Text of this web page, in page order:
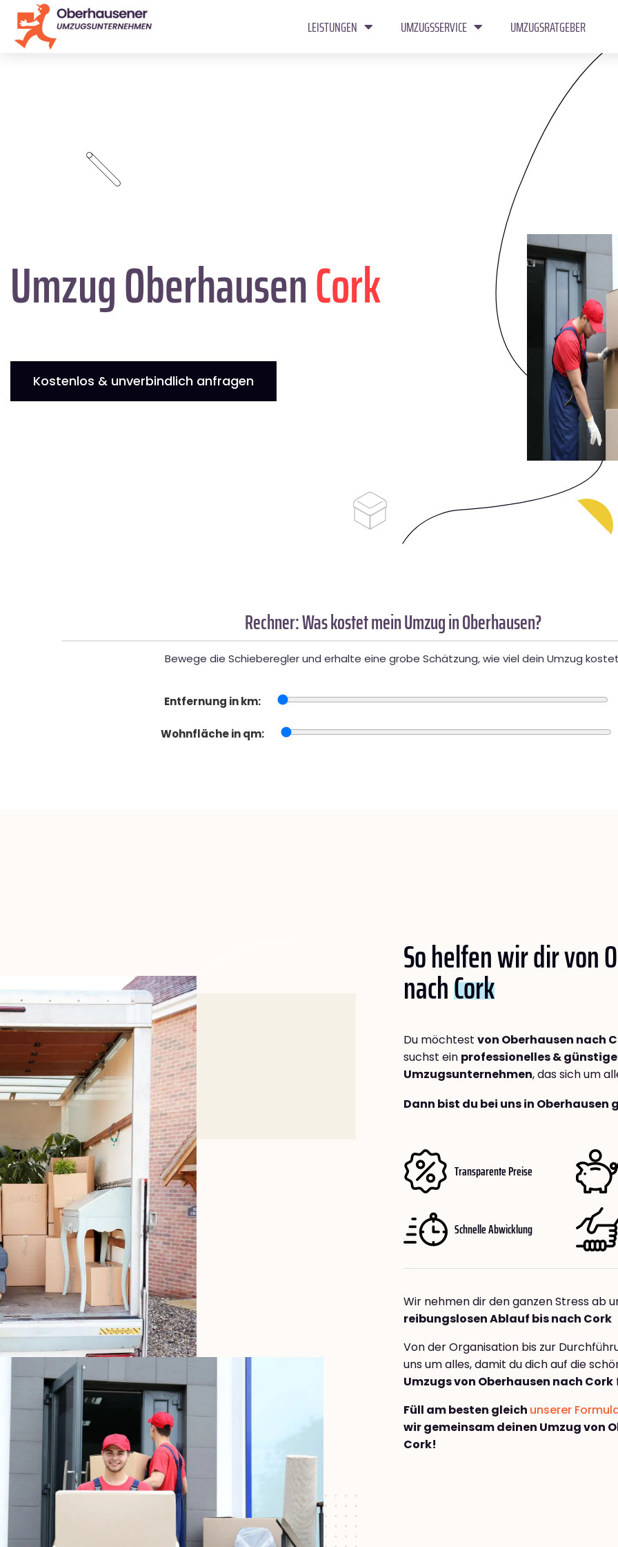
LEISTUNGEN UMZUGSSERVICE UMZUGSRATGEBER
Umzug OberhausenCork
Kostenlos & unverbindlich anfragen
Rechner: Was kostet mein Umzug in Oberhausen?
Bewege die Schieberegler und erhalte eine grobe Schätzung, wie viel dein Umzug
Entfernung in km:
Wohnfläche in qm:
So helfen wir dir von
nachCork
Du möchtest von Oberhausen nach
suchst ein professionelles &
Umzugsunternehmen, das sich um
Dann bist du bei uns in
Transparente Preise
Schnelle Abwicklung
Wir nehmen dir den ganzen Stress ab
reibungslosen Ablauf bis nach Cork
Von der Organisation bis zur
uns um alles, damit du dich auf die
Umzugs von Oberhausen nach Cork
Füll am besten gleich unserer
wir gemeinsam deinen Umzug von
Cork!